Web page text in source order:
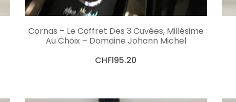
CHOIX DES OPTIONS
Cornas – Le Coffret Des 3 Cuvées, Millésime
Au Choix – Domaine Johann Michel
CHF195.20